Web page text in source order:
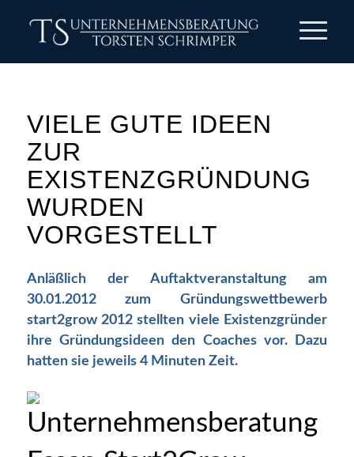
VIELE GUTE IDEEN
ZUR
EXISTENZGRÜNDUNG
WURDEN
VORGESTELLT
Anläßlich der Auftaktveranstaltung am
30.01.2012 zum Gründungswettbewerb
start2grow 2012 stellten viele Existenzgründer
ihre Gründungsideen den Coaches vor. Dazu
hatten sie jeweils 4 Minuten Zeit.